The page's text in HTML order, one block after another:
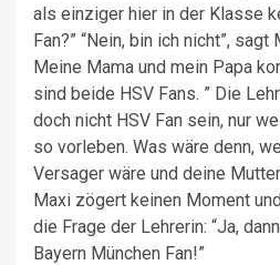
als einziger hier in der Klasse
Fan?” “Nein, bin ich nicht”, sagt
Meine Mama und mein Papa
sind beide HSV Fans. ” Die
doch nicht HSV Fan sein, nur
so vorleben. Was wäre denn,
Versager wäre und deine
Maxi zögert keinen Moment
die Frage der Lehrerin: “Ja,
Bayern München Fan!”